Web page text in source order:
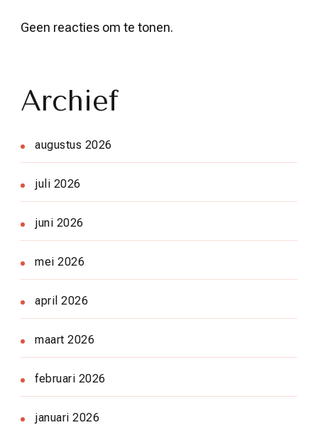
Geen reacties om te tonen.
Archief
augustus 2026
juli 2026
juni 2026
mei 2026
april 2026
maart 2026
februari 2026
januari 2026